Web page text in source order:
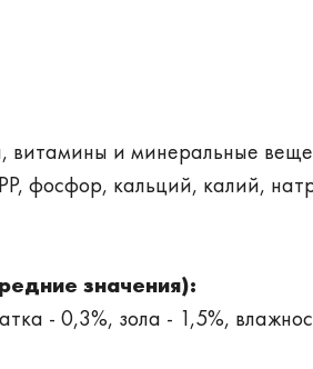
витамины и минеральные
фосфор, кальций, калий,
значения):
- 0,3%, зола - 1,5%,